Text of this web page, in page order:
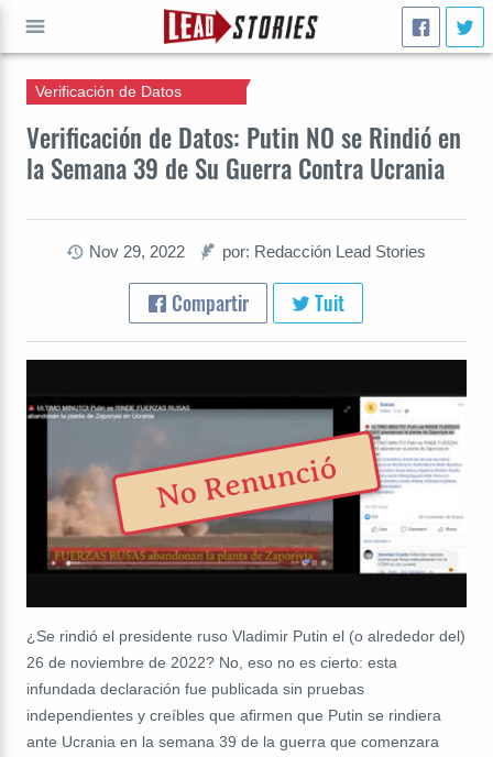
Verificación de Datos: Putin NO se Rindió en
la Semana 39 de Su Guerra Contra Ucrania
Verificación de Datos
Nov 29, 2022 por: Redacción Lead Stories
Compartir Tuit
No Renunció
¿Se rindió el presidente ruso Vladimir Putin el (o alrededor del)
26 de noviembre de 2022? No, eso no es cierto: esta
infundada declaración fue publicada sin pruebas
independientes y creíbles que afirmen que Putin se rindiera
ante Ucrania en la semana 39 de la guerra que comenzara
IR A